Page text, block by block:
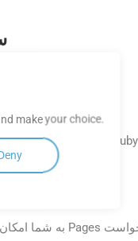
make your choice.